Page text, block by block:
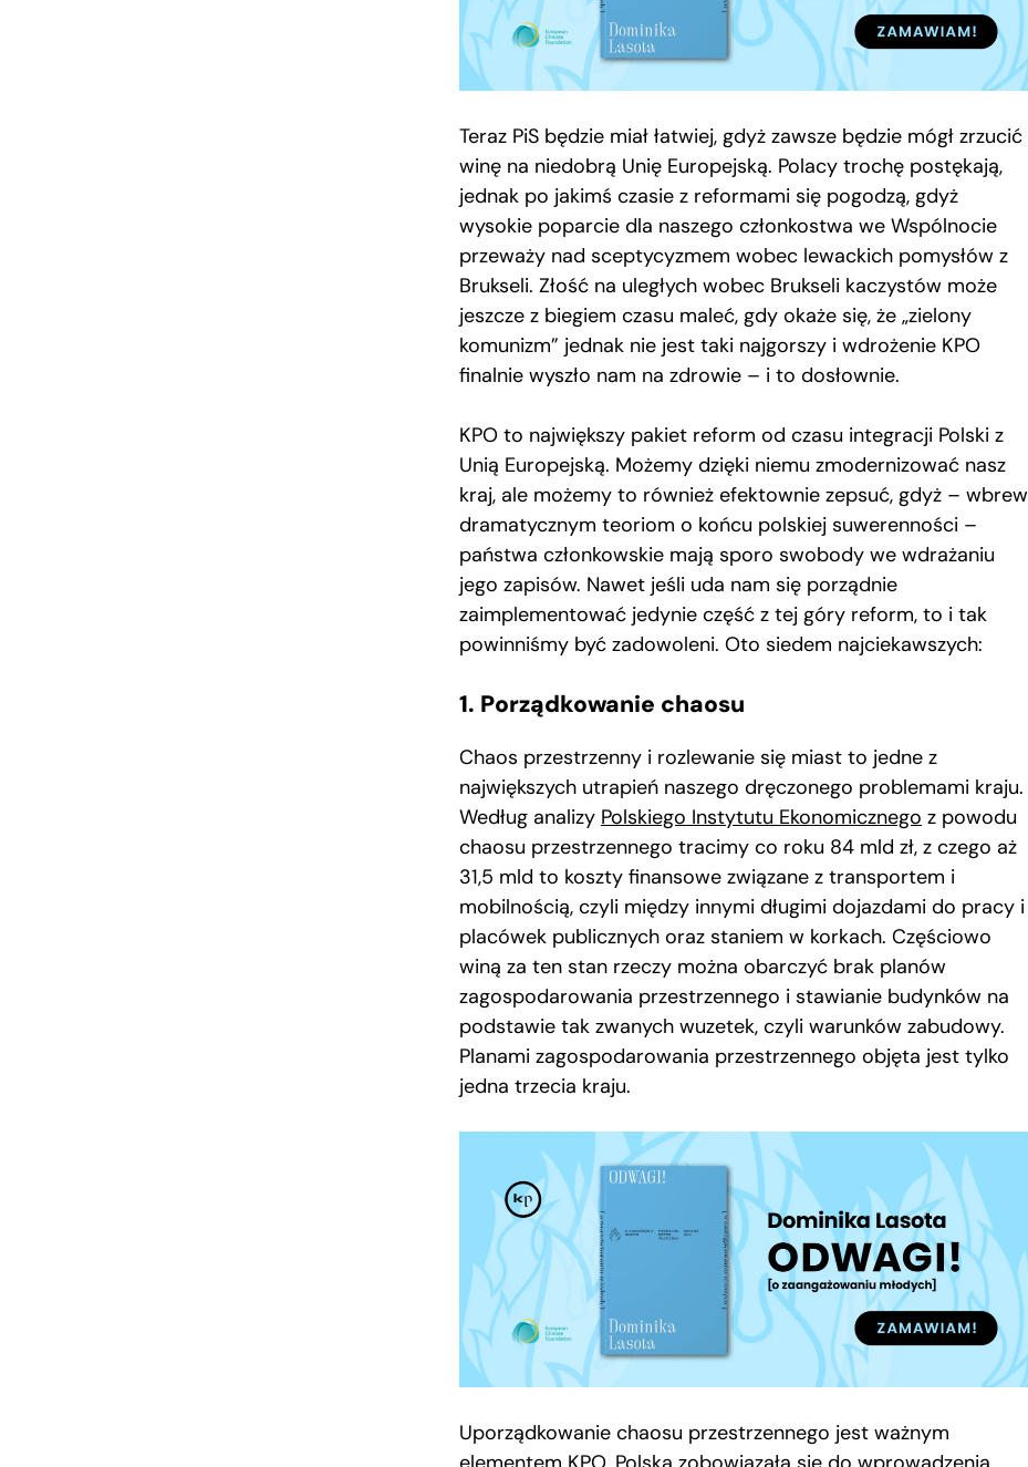
Teraz PiS będzie miał łatwiej, gdyż zawsze będzie mógł zrzucić
winę na niedobrą Unię Europejską. Polacy trochę postękają,
jednak po jakimś czasie z reformami się pogodzą, gdyż
wysokie poparcie dla naszego członkostwa we Wspólnocie
przeważy nad sceptycyzmem wobec lewackich pomysłów z
Brukseli. Złość na uległych wobec Brukseli kaczystów może
jeszcze z biegiem czasu maleć, gdy okaże się, że „zielony
komunizm” jednak nie jest taki najgorszy i wdrożenie KPO
finalnie wyszło nam na zdrowie – i to dosłownie.
KPO to największy pakiet reform od czasu integracji Polski z
Unią Europejską. Możemy dzięki niemu zmodernizować nasz
kraj, ale możemy to również efektownie zepsuć, gdyż – wbrew
dramatycznym teoriom o końcu polskiej suwerenności –
państwa członkowskie mają sporo swobody we wdrażaniu
jego zapisów. Nawet jeśli uda nam się porządnie
zaimplementować jedynie część z tej góry reform, to i tak
powinniśmy być zadowoleni. Oto siedem najciekawszych:
1. Porządkowanie chaosu
Chaos przestrzenny i rozlewanie się miast to jedne z
największych utrapień naszego dręczonego problemami kraju.
Według analizy Polskiego Instytutu Ekonomicznego z powodu
chaosu przestrzennego tracimy co roku 84 mld zł, z czego aż
31,5 mld to koszty finansowe związane z transportem i
mobilnością, czyli między innymi długimi dojazdami do pracy i
placówek publicznych oraz staniem w korkach. Częściowo
winą za ten stan rzeczy można obarczyć brak planów
zagospodarowania przestrzennego i stawianie budynków na
podstawie tak zwanych wuzetek, czyli warunków zabudowy.
Planami zagospodarowania przestrzennego objęta jest tylko
jedna trzecia kraju.
Uporządkowanie chaosu przestrzennego jest ważnym